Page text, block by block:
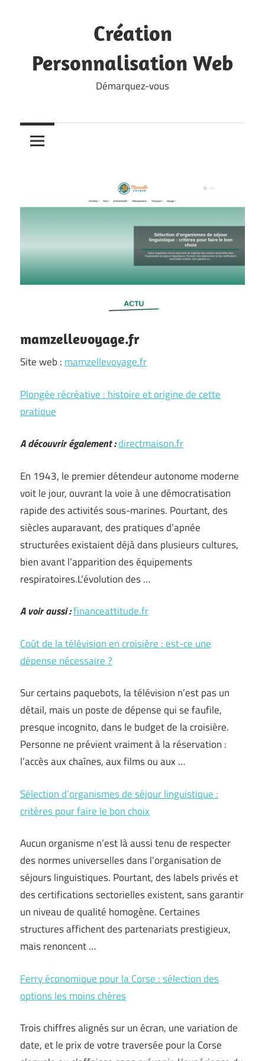
Création
Personnalisation Web
Démarquez-vous
mamzellevoyage.fr
Site web : mamzellevoyage.fr
Plongée récréative : histoire et origine de cette
pratique
A découvrir également :directmaison.fr
En 1943, le premier détendeur autonome moderne
voit le jour, ouvrant la voie à une démocratisation
rapide des activités sous-marines. Pourtant, des
siècles auparavant, des pratiques d’apnée
structurées existaient déjà dans plusieurs cultures,
bien avant l’apparition des équipements
respiratoires.L’évolution des …
A voir aussi :financeattitude.fr
Coût de la télévision en croisière : est-ce une
dépense nécessaire ?
Sur certains paquebots, la télévision n’est pas un
détail, mais un poste de dépense qui se faufile,
presque incognito, dans le budget de la croisière.
Personne ne prévient vraiment à la réservation :
l’accès aux chaînes, aux films ou aux …
Sélection d’organismes de séjour linguistique :
critères pour faire le bon choix
Aucun organisme n’est là aussi tenu de respecter
des normes universelles dans l’organisation de
séjours linguistiques. Pourtant, des labels privés et
des certifications sectorielles existent, sans garantir
un niveau de qualité homogène. Certaines
structures affichent des partenariats prestigieux,
mais renoncent …
Ferry économique pour la Corse : sélection des
options les moins chères
Trois chiffres alignés sur un écran, une variation de
date, et le prix de votre traversée pour la Corse